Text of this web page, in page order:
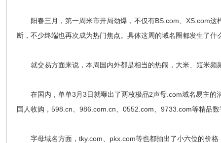
阳春三月，第一周米市开局劲爆，不仅有BS.com、XS.com
断，不少终端也再次成为热门焦点。具体这周的域名圈都发生了什
就交易方面来说，本周国内外都是相当的热闹，大米、短米频
在国内，单单3月3日就曝出了两枚极品2声母.com域名易主
国人收购，598.cn、986.com.cn、0552.com、9733.com等精品
字母域名方面，tky.com、pkx.com等也都拍出了小六位的价格